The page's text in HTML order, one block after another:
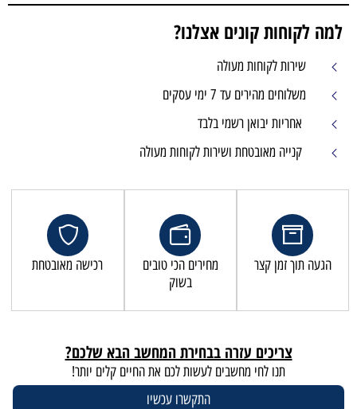
למה לקוחות קונים אצלנו?
שירות לקוחות מעולה
משלוחים מהירים עד 7 ימי עסקים
אחריות יבואן רשמי בלבד
קנייה מאובטחת ושירות לקוחות מעולה
הגעה תוך זמן קצר
מחירים הכי טובים
בשוק
רכישה מאובטחת
צריכים עזרה בבחירת המחשב הבא שלכם?
תנו לחי מחשבים לעשות לכם את החיים קלים יותר!
התקשרו עכשיו